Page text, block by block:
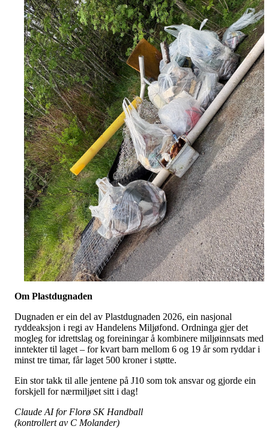
Om Plastdugnaden
Dugnaden er ein del av Plastdugnaden 2026, ein nasjonal
ryddeaksjon i regi av Handelens Miljøfond. Ordninga gjer det
mogleg for idrettslag og foreiningar å kombinere miljøinnsats med
inntekter til laget – for kvart barn mellom 6 og 19 år som ryddar i
minst tre timar, får laget 500 kroner i støtte.
Ein stor takk til alle jentene på J10 som tok ansvar og gjorde ein
forskjell for nærmiljøet sitt i dag!
Claude AI for Florø SK Handball
(kontrollert av C Molander)